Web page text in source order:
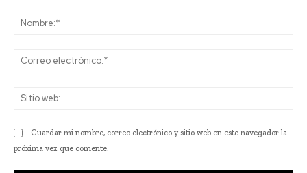
Guardar mi nombre, correo electrónico y sitio web en este navegador la
próxima vez que comente.